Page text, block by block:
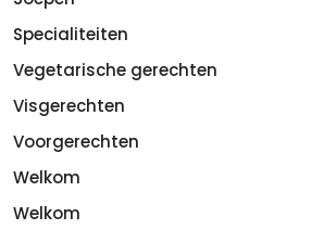
Specialiteiten
Vegetarische gerechten
Visgerechten
Voorgerechten
Welkom
Welkom